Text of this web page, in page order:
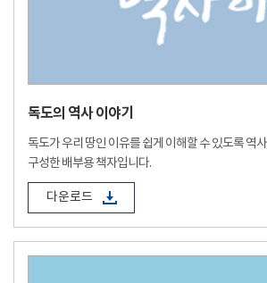
독도의 역사 이야기
독도가 우리 땅인 이유를 쉽게 이해할 수 있도록 역
구성한 배부용 책자입니다.
다운로드